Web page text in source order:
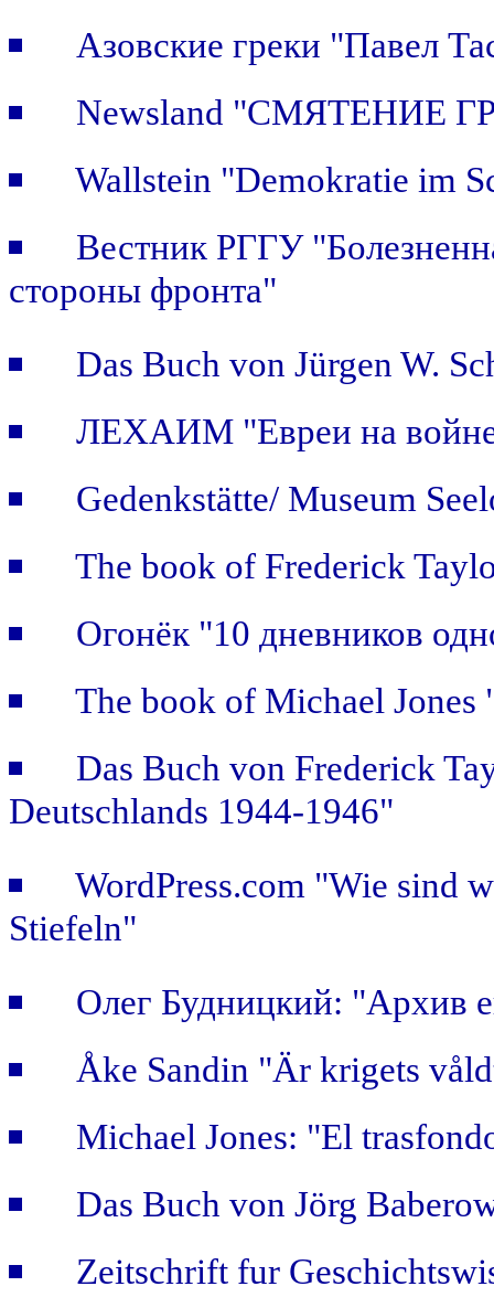
Азовские греки "Павел
Newsland "СМЯТЕНИЕ
Wallstein "Demokratie im
Вестник РГГУ
стороны фронта"
Das Buch von Jürgen W.
ЛЕХАИМ "Евреи на войне:
Gedenkstätte/ Museum
The book of Frederick
Огонёк "10 дневников
The book of Michael
Das Buch von Frederick
Deutschlands 1944-1946"
WordPress.com "Wie sind
Stiefeln"
Олег Будницкий: "Архив
Åke Sandin "Är krigets
Michael Jones: "El
Das Buch von Jörg
Zeitschrift fur